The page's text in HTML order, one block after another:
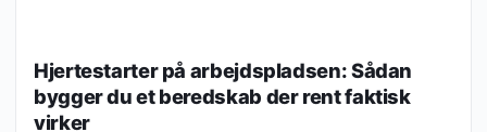
Hjertestarter på arbejdspladsen: Sådan
bygger du et beredskab der rent faktisk
virker